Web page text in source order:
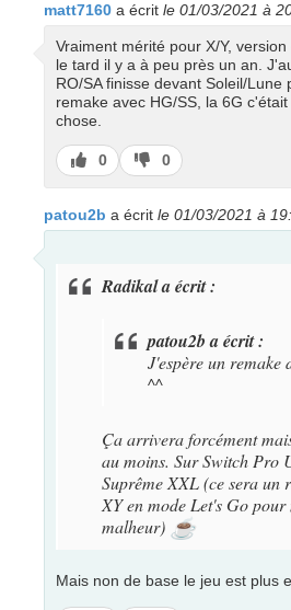
matt7160 a écrit le 01/03/2021 à
Vraiment mérité pour X/Y,
le tard il y a à peu près un an.
RO/SA finisse devant Soleil/Lune
remake avec HG/SS, la 6G
chose.
J’aime
0
J’aime
pas
0
patou2b a écrit le 01/03/2021 à
Radikal a écrit :
patou2b a écrit :
J'espère un remake
^^
Ça arrivera forcément
au moins. Sur Switch Pro
Suprême XXL (ce sera un
XY en mode Let's Go
malheur) ☕
Mais non de base le jeu est plus